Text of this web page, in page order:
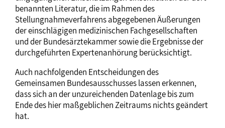
benannten Literatur, die im Rahmen des
Stellungnahmeverfahrens abgegebenen Äußerungen
der einschlägigen medizinischen Fachgesellschaften
und der Bundesärztekammer sowie die Ergebnisse der
durchgeführten Expertenanhörung berücksichtigt.
Auch nachfolgenden Entscheidungen des
Gemeinsamen Bundesausschusses lassen erkennen,
dass sich an der unzureichenden Datenlage bis zum
Ende des hier maßgeblichen Zeitraums nichts geändert
hat.